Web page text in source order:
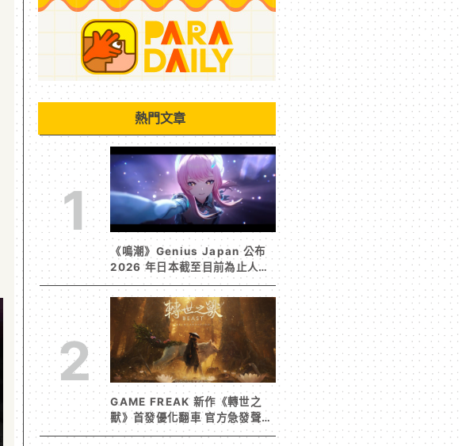
熱門文章
1
《鳴潮》Genius Japan 公布
2026 年日本截至目前為止人氣
歌單《遠航星的告別》&《自無
垠處歸航之星》入榜
2
GAME FREAK 新作《轉世之
獸》首發優化翻車 官方急發聲明
承諾提供大量更新彌補